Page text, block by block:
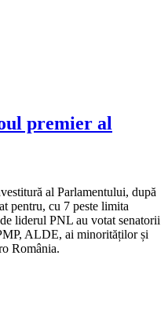
premier al
al Parlamentului, după
pentru, cu 7 peste limita
liderul PNL au votat senatorii
ALDE, ai minorităților și
România.